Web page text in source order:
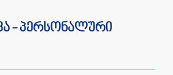
- პერსონალური